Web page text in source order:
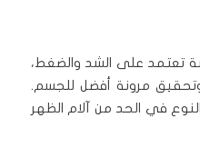
تعتمد على الشد والضغط،
مرونة أفضل للجسم.
في الحد من آلام الظهر